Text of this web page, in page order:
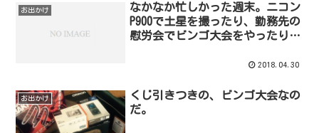
お出かけ
なかなか忙しかった週末。ニコン
P900で土星を撮ったり、勤務先の
慰労会でビンゴ大会をやったり…
2018.04.30
お出かけ
くじ引きつきの、ビンゴ大会なの
だ。